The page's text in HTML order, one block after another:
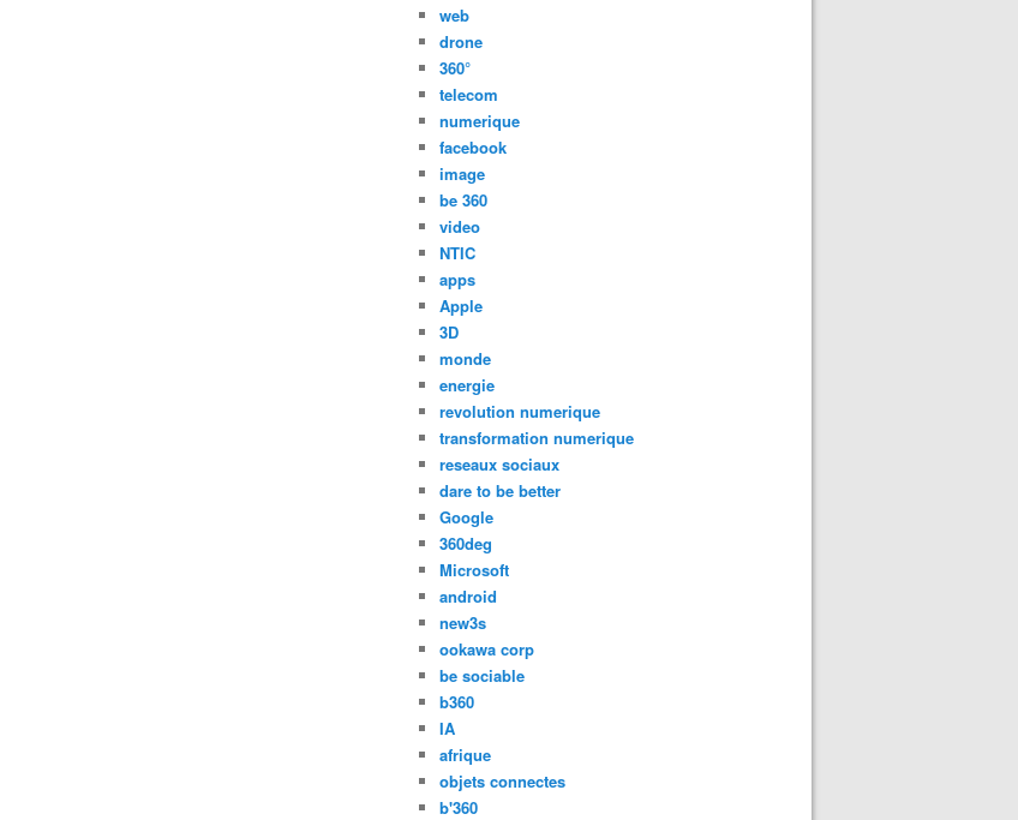
web
drone
360°
telecom
numerique
facebook
image
be 360
video
NTIC
apps
Apple
3D
monde
energie
revolution numerique
transformation numerique
reseaux sociaux
dare to be better
Google
360deg
Microsoft
android
new3s
ookawa corp
be sociable
b360
IA
afrique
objets connectes
b'360